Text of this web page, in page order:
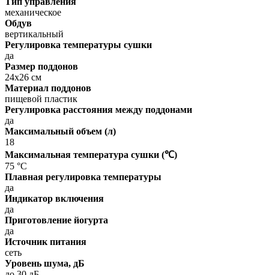
механическое
Обдув
вертикальный
Регулировка температуры сушки
да
Размер поддонов
24x26 см
Материал поддонов
пищевой пластик
Регулировка расстояния между поддонами
да
Максимальный объем (л)
18
Максимальная температура сушки (℃)
75 °C
Плавная регулировка температуры
да
Индикатор включения
да
Приготовление йогурта
да
Источник питания
сеть
Уровень шума, дБ